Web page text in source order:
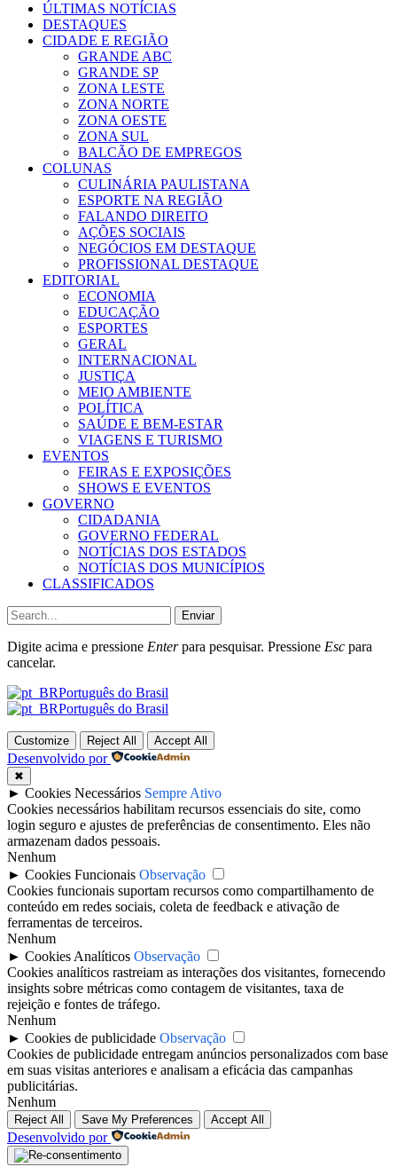
ÚLTIMAS NOTÍCIAS
DESTAQUES
CIDADE E REGIÃO
GRANDE ABC
GRANDE SP
ZONA LESTE
ZONA NORTE
ZONA OESTE
ZONA SUL
BALCÃO DE EMPREGOS
COLUNAS
CULINÁRIA PAULISTANA
ESPORTE NA REGIÃO
FALANDO DIREITO
AÇÕES SOCIAIS
NEGÓCIOS EM DESTAQUE
PROFISSIONAL DESTAQUE
EDITORIAL
ECONOMIA
EDUCAÇÃO
ESPORTES
GERAL
INTERNACIONAL
JUSTIÇA
MEIO AMBIENTE
POLÍTICA
SAÚDE E BEM-ESTAR
VIAGENS E TURISMO
EVENTOS
FEIRAS E EXPOSIÇÕES
SHOWS E EVENTOS
GOVERNO
CIDADANIA
GOVERNO FEDERAL
NOTÍCIAS DOS ESTADOS
NOTÍCIAS DOS MUNICÍPIOS
CLASSIFICADOS
Enviar
Digite acima e pressione Enterpara pesquisar. Pressione Esc para
cancelar.
Português do Brasil
Português do Brasil
Customize Reject All Accept All
Desenvolvido por
✖
► Cookies Necessários Sempre Ativo
Cookies necessários habilitam recursos essenciais do site, como
login seguro e ajustes de preferências de consentimento. Eles não
armazenam dados pessoais.
Nenhum
► Cookies Funcionais Observação
Cookies funcionais suportam recursos como compartilhamento de
conteúdo em redes sociais, coleta de feedback e ativação de
ferramentas de terceiros.
Nenhum
► Cookies Analíticos Observação
Cookies analíticos rastreiam as interações dos visitantes, fornecendo
insights sobre métricas como contagem de visitantes, taxa de
rejeição e fontes de tráfego.
Nenhum
► Cookies de publicidade Observação
Cookies de publicidade entregam anúncios personalizados com base
em suas visitas anteriores e analisam a eficácia das campanhas
publicitárias.
Nenhum
Reject All Save My Preferences Accept All
Desenvolvido por